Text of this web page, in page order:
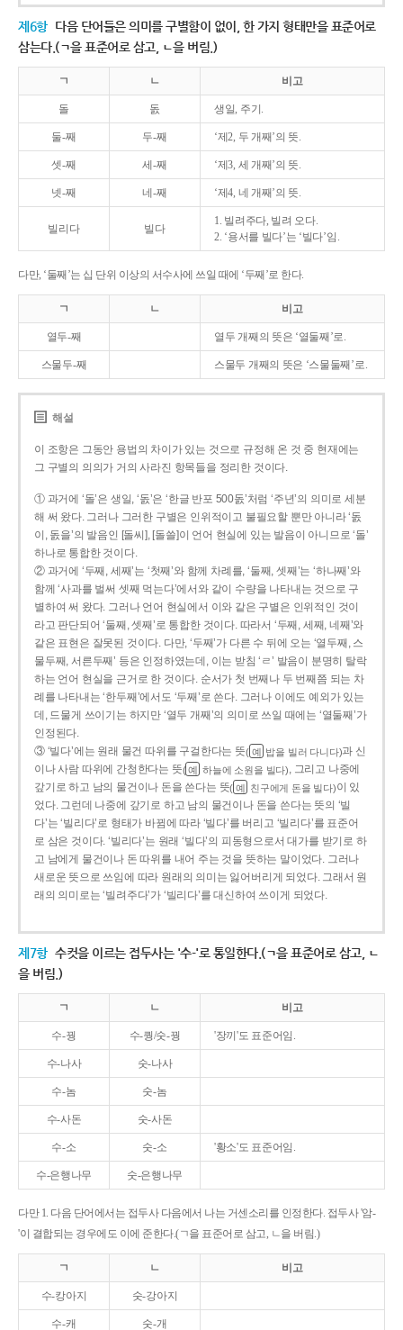
제6항 다음 단어들은 의미를 구별함이 없이, 한 가지 형태만을 표준어로
삼는다.(ㄱ을 표준어로 삼고, ㄴ을 버림.)
ㄱ ㄴ 비고
돌 돐 생일, 주기.
둘-째 두-째 ‘제2, 두 개째’의 뜻.
셋-째 세-째 ‘제3, 세 개째’의 뜻.
넷-째 네-째 ‘제4, 네 개째’의 뜻.
빌리다 빌다
1. 빌려주다, 빌려 오다.
2. ‘용서를 빌다’는 ‘빌다’임.
다만, ‘둘째’는 십 단위 이상의 서수사에 쓰일 때에 ‘두째’로 한다.
ㄱ ㄴ 비고
열두-째 열두 개째의 뜻은 ‘열둘째’로.
스물두-째 스물두 개째의 뜻은 ‘스물둘째’로.
해설
이 조항은 그동안 용법의 차이가 있는 것으로 규정해 온 것 중 현재에는
그 구별의 의의가 거의 사라진 항목들을 정리한 것이다.
① 과거에 ‘돌’은 생일, ‘돐’은 ‘한글 반포 500돐’처럼 ‘주년’의 의미로 세분
해 써 왔다. 그러나 그러한 구별은 인위적이고 불필요할 뿐만 아니라 ‘돐
이, 돐을’의 발음인 [돌씨], [돌쓸]이 언어 현실에 있는 발음이 아니므로 ‘돌’
하나로 통합한 것이다.
② 과거에 ‘두째, 세째’는 ‘첫째’와 함께 차례를, ‘둘째, 셋째’는 ‘하나째’와
함께 ‘사과를 벌써 셋째 먹는다’에서와 같이 수량을 나타내는 것으로 구
별하여 써 왔다. 그러나 언어 현실에서 이와 같은 구별은 인위적인 것이
라고 판단되어 ‘둘째, 셋째’로 통합한 것이다. 따라서 ‘두째, 세째, 네째’와
같은 표현은 잘못된 것이다. 다만, ‘두째’가 다른 수 뒤에 오는 ‘열두째, 스
물두째, 서른두째’ 등은 인정하였는데, 이는 받침 ‘ㄹ’ 발음이 분명히 탈락
하는 언어 현실을 근거로 한 것이다. 순서가 첫 번째나 두 번째쯤 되는 차
례를 나타내는 ‘한두째’에서도 ‘두째’로 쓴다. 그러나 이에도 예외가 있는
데, 드물게 쓰이기는 하지만 ‘열두 개째’의 의미로 쓰일 때에는 ‘열둘째’가
인정된다.
③ ‘빌다’에는 원래 물건 따위를 구걸한다는 뜻( 예 밥을 빌러 다니다)과 신
이나 사람 따위에 간청한다는 뜻( 예 하늘에 소원을 빌다), 그리고 나중에
갚기로 하고 남의 물건이나 돈을 쓴다는 뜻( 예 친구에게 돈을 빌다)이 있
었다. 그런데 나중에 갚기로 하고 남의 물건이나 돈을 쓴다는 뜻의 ‘빌
다’는 ‘빌리다’로 형태가 바뀜에 따라 ‘빌다’를 버리고 ‘빌리다’를 표준어
로 삼은 것이다. ‘빌리다’는 원래 ‘빌다’의 피동형으로서 대가를 받기로 하
고 남에게 물건이나 돈 따위를 내어 주는 것을 뜻하는 말이었다. 그러나
새로운 뜻으로 쓰임에 따라 원래의 의미는 잃어버리게 되었다. 그래서 원
래의 의미로는 ‘빌려주다’가 ‘빌리다’를 대신하여 쓰이게 되었다.
제7항 수컷을 이르는 접두사는 '수-'로 통일한다.(ㄱ을 표준어로 삼고, ㄴ
을 버림.)
ㄱ ㄴ 비고
수-꿩 수-퀑/숫-꿩 '장끼'도 표준어임.
수-나사 숫-나사
수-놈 숫-놈
수-사돈 숫-사돈
수-소 숫-소 '황소'도 표준어임.
수-은행나무 숫-은행나무
다만 1. 다음 단어에서는 접두사 다음에서 나는 거센소리를 인정한다. 접두사 '암-
'이 결합되는 경우에도 이에 준한다.(ㄱ을 표준어로 삼고, ㄴ을 버림.)
ㄱ ㄴ 비고
수-캉아지 숫-강아지
수-캐 숫-개